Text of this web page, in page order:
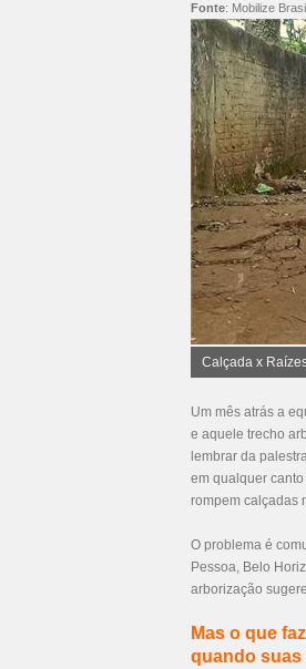
Fonte: Mobilize
Calçada x
Um mês atrás a
e aquele trecho
lembrar da
em qualquer
rompem calçadas
O problema é
Pessoa, Belo
arborização
Mas o que
quando suas